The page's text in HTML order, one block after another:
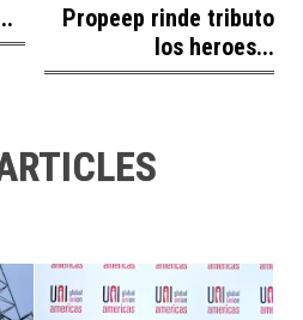
Propeep rinde tributo
los heroes...